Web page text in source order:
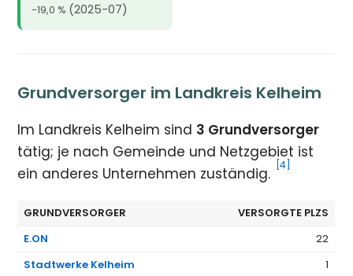
−19,0 % (2025-07)
Grundversorger im Landkreis Kelheim
Im Landkreis Kelheim sind 3 Grundversorger
tätig; je nach Gemeinde und Netzgebiet ist
ein anderes Unternehmen zuständig.
[4]
GRUNDVERSORGER
VERSORGTE PLZS
E.ON
22
Stadtwerke Kelheim
1